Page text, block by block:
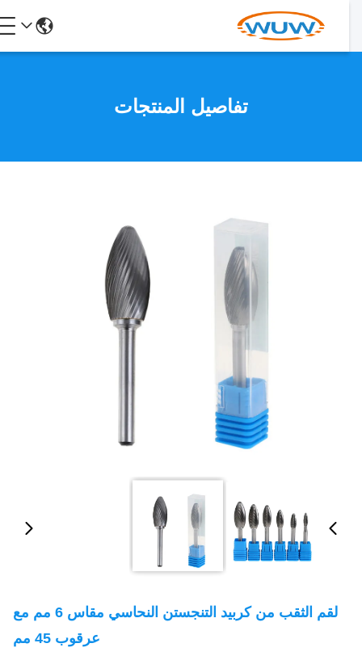
تفاصيل المنتجات
لقم الثقب من كربيد التنجستن النحاسي مقاس 6 مم مع
عرقوب 45 مم